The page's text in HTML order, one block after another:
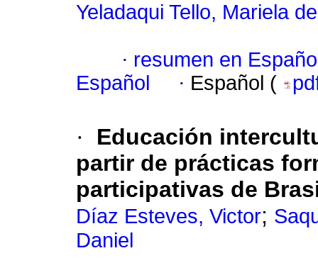
Yeladaqui Tello, Mariela
· resumen en
Español
· Español (
·
Educación
partir de prácticas
participativas de
Díaz Esteves, Victor;
Daniel